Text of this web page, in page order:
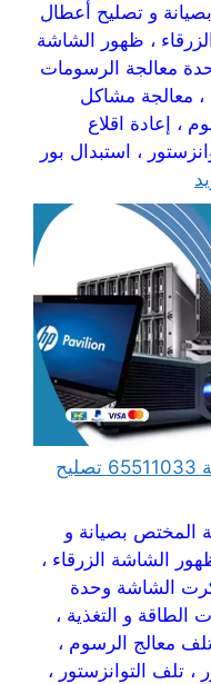
و تصليح أعطال
، ظهور الشاشة
معالجة الرسومات
، معالجة مشاكل
، إعادة اقلاع
، استبدال بور
مهندس كمبيوتر العارضية الصناعية 65511033 تصليح
المختص بصيانة و
الشاشة الزرقاء ،
الشاشة وحدة
و التغذية ،
معالج الرسوم ،
تلف التوانزستور ،